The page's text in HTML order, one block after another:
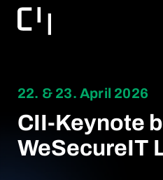
22. & 23. April 2026
CII-Keynote
WeSecureIT